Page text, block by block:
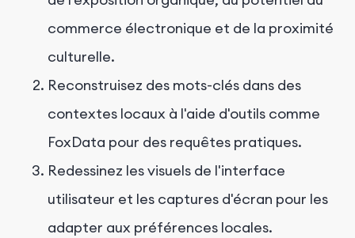
commerce électronique et de la proximité
culturelle.
Reconstruisez des mots-clés dans des
contextes locaux à l'aide d'outils comme
FoxData pour des requêtes pratiques.
Redessinez les visuels de l'interface
utilisateur et les captures d'écran pour les
adapter aux préférences locales.